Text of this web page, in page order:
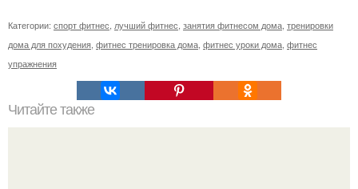
Категории: спорт фитнес лучший фитнес занятия фитнесом дома тренировки
дома для похудения фитнес тренировка дома фитнес уроки дома фитнес
упражнения
Читайте также